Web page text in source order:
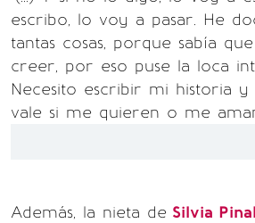
escribo, lo voy a pasar. He
tantas cosas, porque sabía
creer, por eso puse la loca
Necesito escribir mi historia
vale si me quieren o me
Además, la nieta de Silvia Pinal